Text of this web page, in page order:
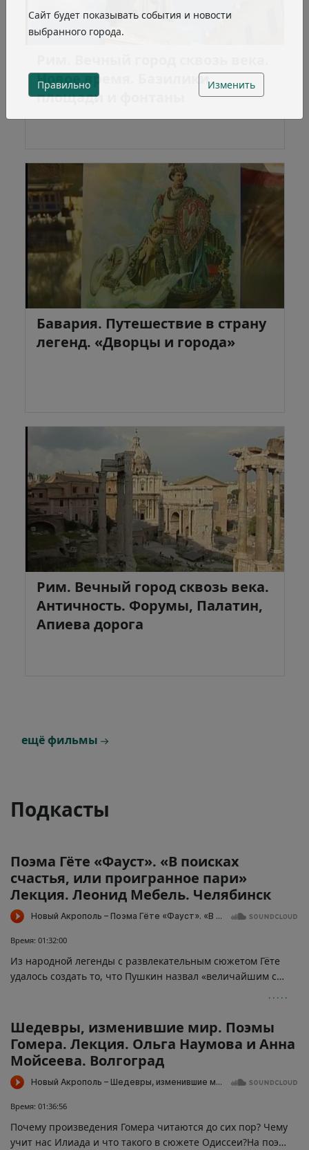
Сайт будет показывать события и новости
выбранного города.
Правильно Изменить
Новое время. Базилики,
площади и фонтаны
Бавария. Путешествие в страну
легенд. «Дворцы и города»
Рим. Вечный город сквозь века.
Античность. Форумы, Палатин,
Апиева дорога
ещё фильмы
Подкасты
Поэма Гёте «Фауст». «В поисках
счастья, или проигранное пари»
Лекция. Леонид Мебель. Челябинск
Время: 01:32:00
Из народной легенды с развлекательным сюжетом Гёте
удалось создать то, что Пушкин назвал «величайшим созданием поэтического духа».• Что же такого особенного в «Фаусте»?• Во что верил Гёте и его герой?• Кто такой Мефистофель?• Правда ли, что Гёте изобрёл искусственный интеллект?• О чем эта грандиозная поэма — труд всей жизни гениального писателя?Нас ждёт знакомство со всеобъемлющей философией бессмертного «Фауста».
Шедевры, изменившие мир. Поэмы
Гомера. Лекция. Ольга Наумова и Анна
Мойсеева. Волгоград
Время: 01:36:56
Почему произведения Гомера читаются до сих пор? Чему
учит нас Илиада и что такого в сюжете Одиссеи?На поэмах Гомера выросли поколения философов, писателей и поэтов, их заучивали наизусть, переводили и анализировали. Европейская культура родилась из этих великих текстов. Так в чем же их секрет? О чем говорит с нами Гомер? Лекция позволяет подробнее познакомиться с текстом Илиады и Одиссеи и проанализировать символы и спрятанные в них смыслы.